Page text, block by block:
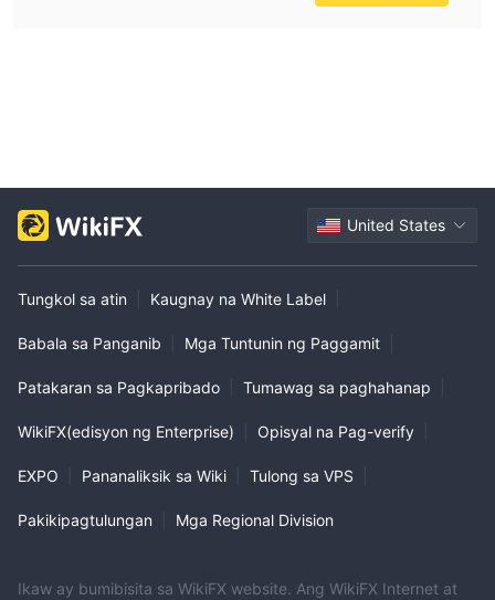
United States
Tungkol sa atin Kaugnay na White Label
Babala sa Panganib Mga Tuntunin ng Paggamit
Patakaran sa Pagkapribado Tumawag sa paghahanap
WikiFX(edisyon ng Enterprise) Opisyal na Pag-verify
EXPO Pananaliksik sa Wiki Tulong sa VPS
Pakikipagtulungan Mga Regional Division
Ikaw ay bumibisita sa WikiFX website. Ang WikiFX Internet at